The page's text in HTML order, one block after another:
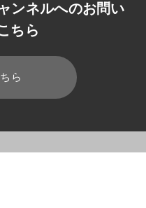
ネルへのお問い
ちら
ら